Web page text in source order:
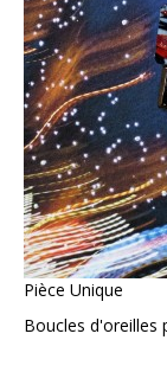
Pièce Unique
Boucles d'oreilles